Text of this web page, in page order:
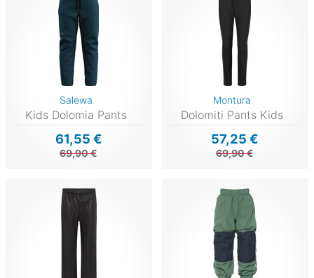
Salewa
Kids Dolomia Pants
61,55 €
69,90 €
Montura
Dolomiti Pants Kids
57,25 €
69,90 €